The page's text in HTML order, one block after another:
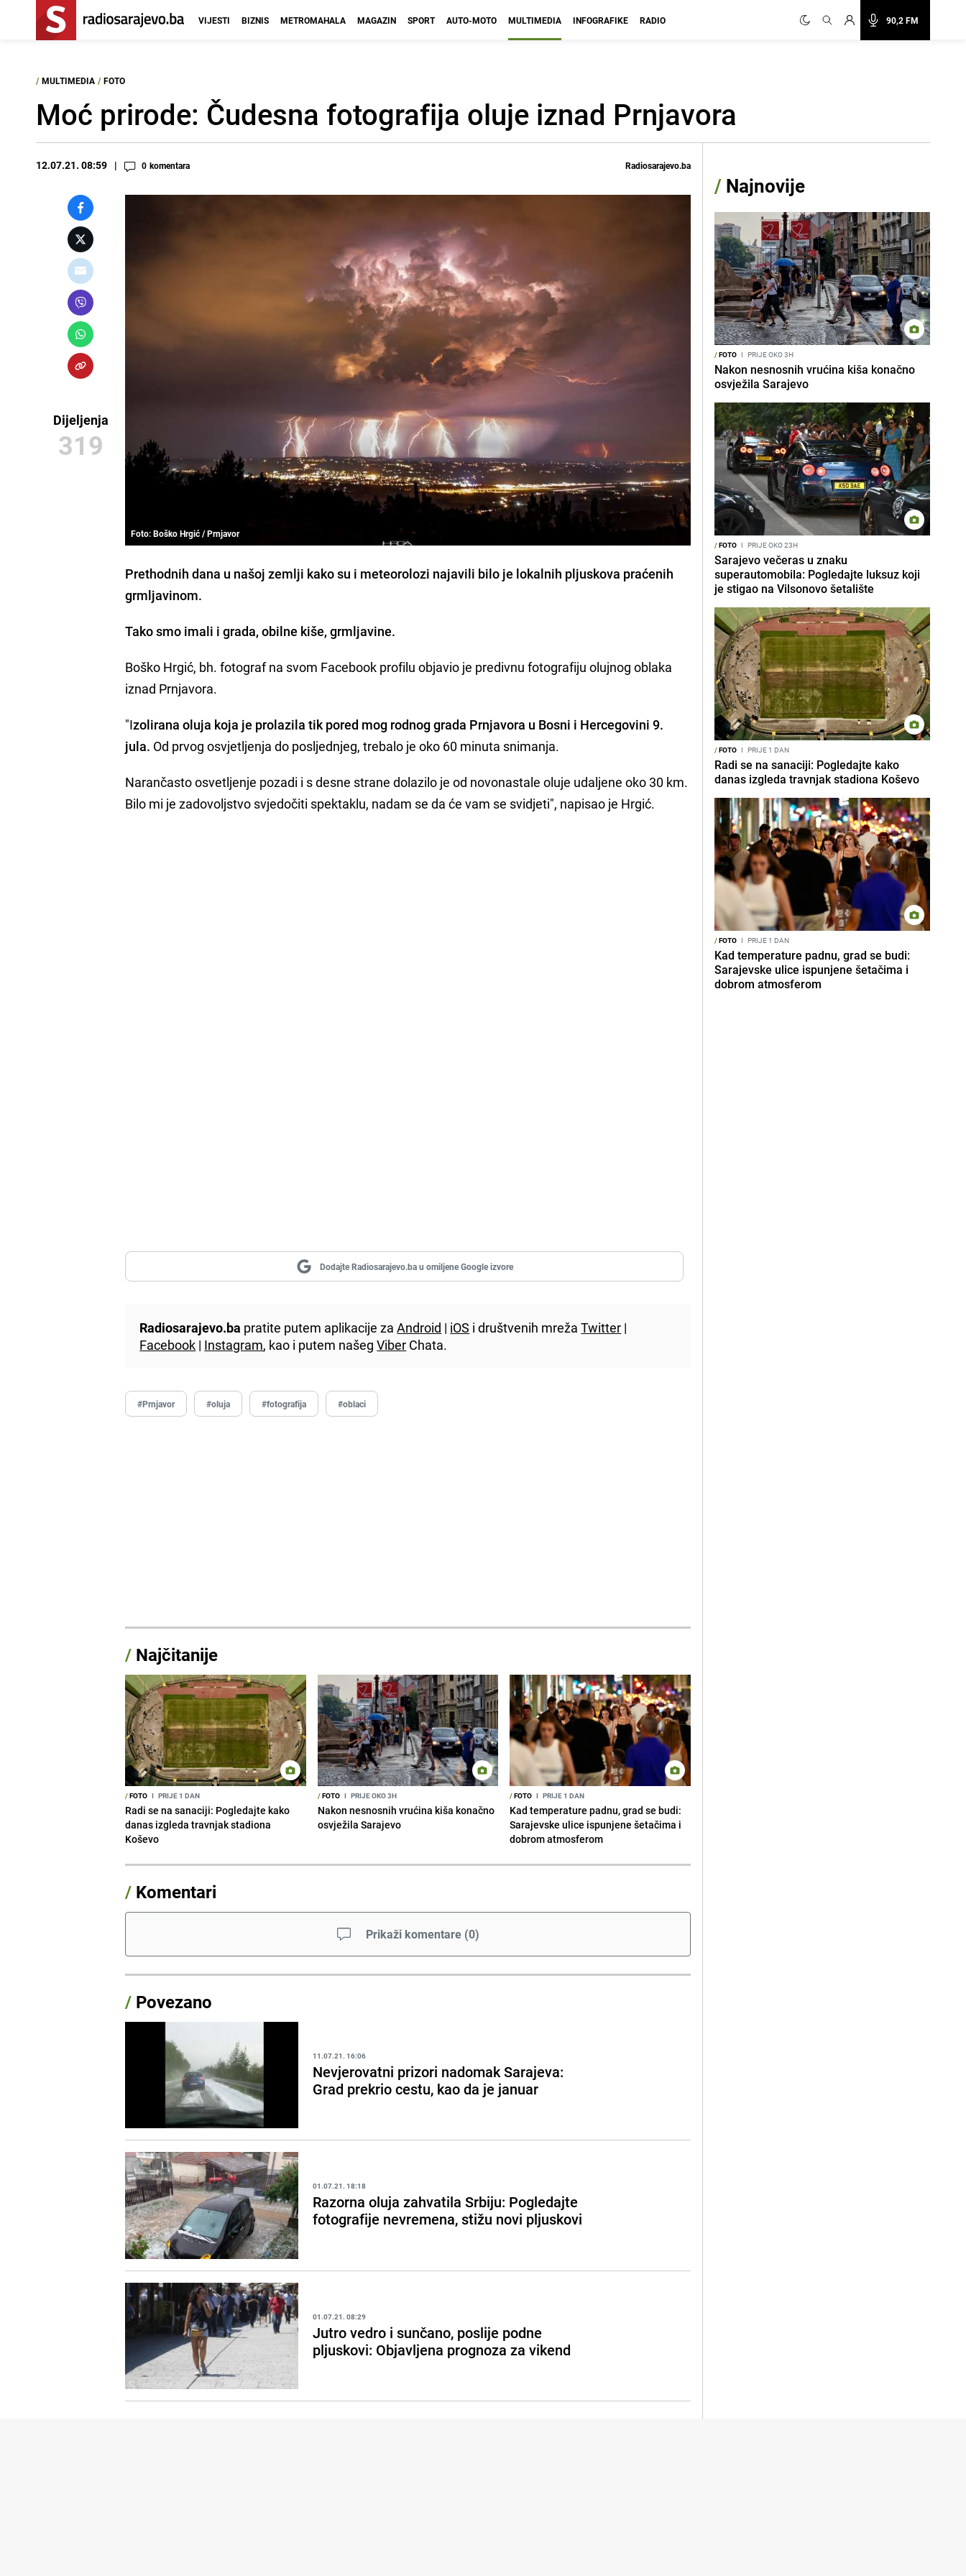
90,2 FM
VIJESTI BIZNIS METROMAHALA MAGAZIN SPORT AUTO-MOTO MULTIMEDIA INFOGRAFIKE RADIO
/ MULTIMEDIA / FOTO
Moć prirode: Čudesna fotografija oluje iznad Prnjavora
12.07.21. 08:59 0 komentara Radiosarajevo.ba
Dijeljenja
319
Foto: Boško Hrgić / Prnjavor
Prethodnih dana u našoj zemlji kako su i meteorolozi najavili bilo je lokalnih pljuskova praćenih
grmljavinom.
Tako smo imali i grada, obilne kiše, grmljavine.
Boško Hrgić, bh. fotograf na svom Facebook profilu objavio je predivnu fotografiju olujnog oblaka
iznad Prnjavora.
"Izolirana oluja koja je prolazila tik pored mog rodnog grada Prnjavora u Bosni i Hercegovini 9.
jula. Od prvog osvjetljenja do posljednjeg, trebalo je oko 60 minuta snimanja.
Narančasto osvetljenje pozadi i s desne strane dolazilo je od novonastale oluje udaljene oko 30 km.
Bilo mi je zadovoljstvo svjedočiti spektaklu, nadam se da će vam se svidjeti", napisao je Hrgić.
Dodajte Radiosarajevo.ba u omiljene Google izvore
Radiosarajevo.ba pratite putem aplikacije zaAndroid | iOS i društvenih mrežaTwitter |
Facebook | Instagram, kao i putem našegViber Chata.
#Prnjavor #oluja #fotografija #oblaci
/ Najčitanije
/FOTO I PRIJE 1 DAN
Radi se na sanaciji: Pogledajte kako
danas izgleda travnjak stadiona
Koševo
/FOTO I PRIJE OKO 3H
Nakon nesnosnih vrućina kiša konačno
osvježila Sarajevo
/FOTO I PRIJE 1 DAN
Kad temperature padnu, grad se budi:
Sarajevske ulice ispunjene šetačima i
dobrom atmosferom
/ Komentari
Prikaži komentare (0)
/ Povezano
11.07.21. 16:06
Nevjerovatni prizori nadomak Sarajeva:
Grad prekrio cestu, kao da je januar
01.07.21. 18:18
Razorna oluja zahvatila Srbiju: Pogledajte
fotografije nevremena, stižu novi pljuskovi
01.07.21. 08:29
Jutro vedro i sunčano, poslije podne
pljuskovi: Objavljena prognoza za vikend
/ Najnovije
/FOTO I PRIJE OKO 3H
Nakon nesnosnih vrućina kiša konačno
osvježila Sarajevo
/FOTO I PRIJE OKO 23H
Sarajevo večeras u znaku
superautomobila: Pogledajte luksuz koji
je stigao na Vilsonovo šetalište
/FOTO I PRIJE 1 DAN
Radi se na sanaciji: Pogledajte kako
danas izgleda travnjak stadiona Koševo
/FOTO I PRIJE 1 DAN
Kad temperature padnu, grad se budi:
Sarajevske ulice ispunjene šetačima i
dobrom atmosferom